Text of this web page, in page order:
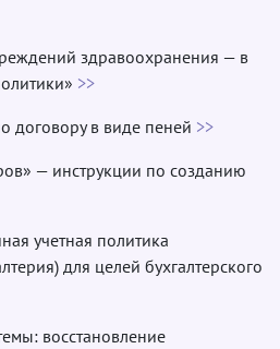
здравоохранения — в
>>
договору в виде пеней >>
— инструкции по созданию
учетная политика
для целей бухгалтерского
восстановление